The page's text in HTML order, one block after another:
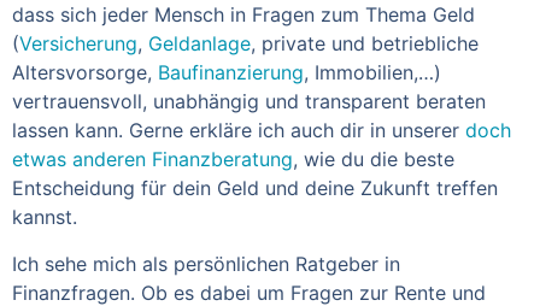
dass sich jeder Mensch in Fragen zum Thema Geld
(Versicherung, Geldanlage, private und betriebliche
Altersvorsorge, Baufinanzierung, Immobilien,…)
vertrauensvoll, unabhängig und transparent beraten
lassen kann. Gerne erkläre ich auch dir in unserer doch
etwas anderen Finanzberatung, wie du die beste
Entscheidung für dein Geld und deine Zukunft treffen
kannst.
Ich sehe mich als persönlichen Ratgeber in
Finanzfragen. Ob es dabei um Fragen zur Rente und